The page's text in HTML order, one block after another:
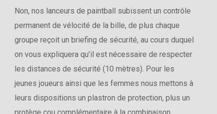
Non, nos lanceurs de paintball subissent un contrôle
permanent de vélocité de la bille, de plus chaque
groupe reçoit un briefing de sécurité, au cours duquel
on vous expliquera qu’il est nécessaire de respecter
les distances de sécurité (10 mètres). Pour les
jeunes joueurs ainsi que les femmes nous mettons à
leurs dispositions un plastron de protection, plus un